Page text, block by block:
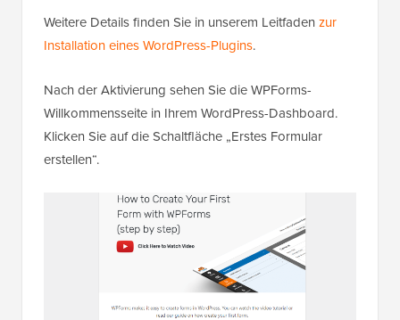
Weitere Details finden Sie in unserem Leitfaden zur
Installation eines WordPress-Plugins.
Nach der Aktivierung sehen Sie die WPForms-
Willkommensseite in Ihrem WordPress-Dashboard.
Klicken Sie auf die Schaltfläche „Erstes Formular
erstellen“.